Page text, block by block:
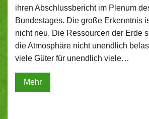
ihren Abschlussbericht im Plenum
Bundestages. Die große Erkenntnis
nicht neu. Die Ressourcen der Erde
die Atmosphäre nicht unendlich
viele Güter für unendlich viele…
Mehr